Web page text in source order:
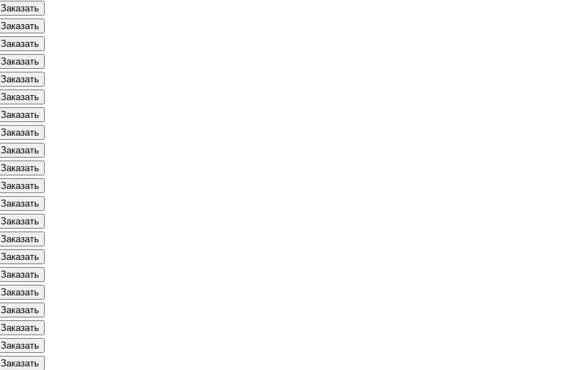
Заказать
Заказать
Заказать
Заказать
Заказать
Заказать
Заказать
Заказать
Заказать
Заказать
Заказать
Заказать
Заказать
Заказать
Заказать
Заказать
Заказать
Заказать
Заказать
Заказать
Заказать